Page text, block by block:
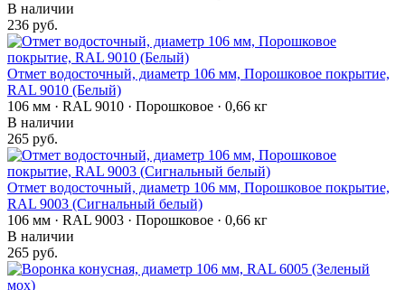
В наличии
236 руб.
Отмет водосточный, диаметр 106 мм, Порошковое покрытие,
RAL 9010 (Белый)
106 мм · RAL 9010 · Порошковое · 0,66 кг
В наличии
265 руб.
Отмет водосточный, диаметр 106 мм, Порошковое покрытие,
RAL 9003 (Сигнальный белый)
106 мм · RAL 9003 · Порошковое · 0,66 кг
В наличии
265 руб.